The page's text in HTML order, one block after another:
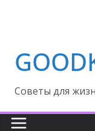
Cоветы для